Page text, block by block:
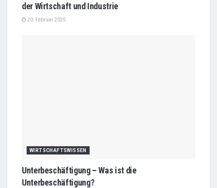
der Wirtschaft und Industrie
20. Februar 2025
WIRTSCHAFTSWISSEN
Unterbeschäftigung – Was ist die
Unterbeschäftigung?